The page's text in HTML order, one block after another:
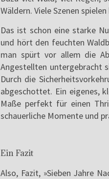
Wäldern. Viele Szenen
Das ist schon eine starke
und hört den feuchten
man spürt vor allem die
Angestellten untergebracht
Durch die
abgeschottet. Ein eigenes,
Maße perfekt für einen
schauerliche Momente und
Ein Fazit
Also, Fazit, »Sieben Jahre